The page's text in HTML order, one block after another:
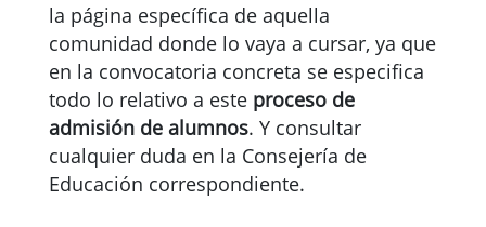
la página específica de aquella
comunidad donde lo vaya a cursar, ya que
en la convocatoria concreta se especifica
todo lo relativo a este proceso de
admisión de alumnos. Y consultar
cualquier duda en la Consejería de
Educación correspondiente.